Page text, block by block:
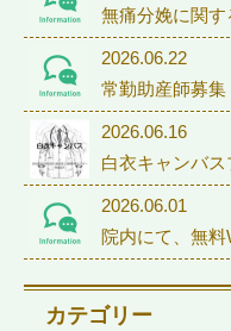
無痛分娩に関す
2026.06.22
常勤助産師募集
2026.06.16
白衣キャンバス
2026.06.01
院内にて、無料
カテゴリー